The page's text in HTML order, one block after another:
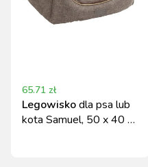
65.71 zł
Legowiskodla psa lub
kota Samuel, 50 x 40 x